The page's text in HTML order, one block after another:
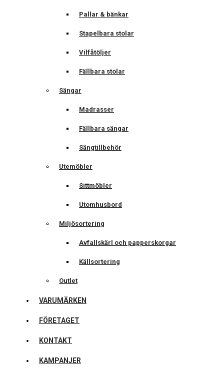
Pallar & bänkar
Stapelbara stolar
Vilfåtöljer
Fällbara stolar
Sängar
Madrasser
Fällbara sängar
Sängtillbehör
Utemöbler
Sittmöbler
Utomhusbord
Miljösortering
Avfallskärl och papperskorgar
Källsortering
Outlet
VARUMÄRKEN
FÖRETAGET
KONTAKT
KAMPANJER